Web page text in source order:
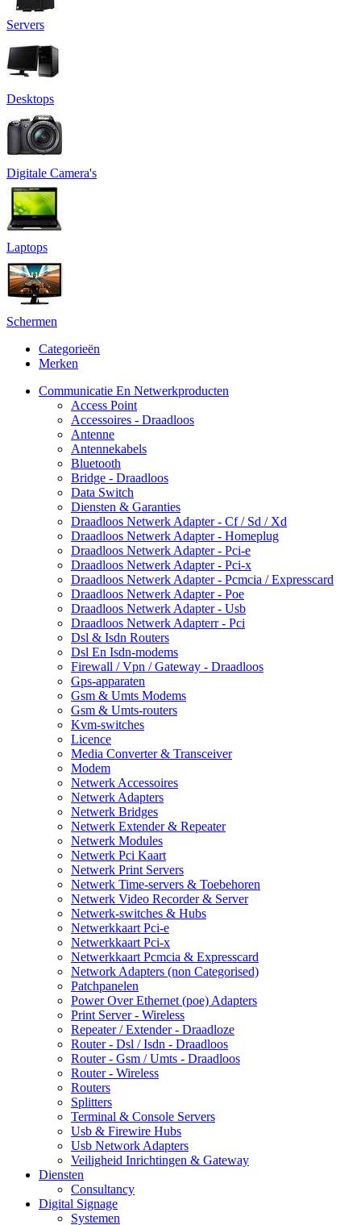
Servers
Desktops
Digitale Camera's
Laptops
Schermen
Categorieën
Merken
Communicatie En Netwerkproducten
Access Point
Accessoires - Draadloos
Antenne
Antennekabels
Bluetooth
Bridge - Draadloos
Data Switch
Diensten & Garanties
Draadloos Netwerk Adapter - Cf / Sd / Xd
Draadloos Netwerk Adapter - Homeplug
Draadloos Netwerk Adapter - Pci-e
Draadloos Netwerk Adapter - Pci-x
Draadloos Netwerk Adapter - Pcmcia / Expresscard
Draadloos Netwerk Adapter - Poe
Draadloos Netwerk Adapter - Usb
Draadloos Netwerk Adapterr - Pci
Dsl & Isdn Routers
Dsl En Isdn-modems
Firewall / Vpn / Gateway - Draadloos
Gps-apparaten
Gsm & Umts Modems
Gsm & Umts-routers
Kvm-switches
Licence
Media Converter & Transceiver
Modem
Netwerk Accessoires
Netwerk Adapters
Netwerk Bridges
Netwerk Extender & Repeater
Netwerk Modules
Netwerk Pci Kaart
Netwerk Print Servers
Netwerk Time-servers & Toebehoren
Netwerk Video Recorder & Server
Netwerk-switches & Hubs
Netwerkkaart Pci-e
Netwerkkaart Pci-x
Netwerkkaart Pcmcia & Expresscard
Network Adapters (non Categorised)
Patchpanelen
Power Over Ethernet (poe) Adapters
Print Server - Wireless
Repeater / Extender - Draadloze
Router - Dsl / Isdn - Draadloos
Router - Gsm / Umts - Draadloos
Router - Wireless
Routers
Splitters
Terminal & Console Servers
Usb & Firewire Hubs
Usb Network Adapters
Veiligheid Inrichtingen & Gateway
Diensten
Consultancy
Digital Signage
Systemen